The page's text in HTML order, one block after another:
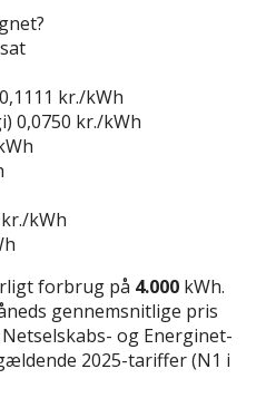
0,1111 kr./kWh
0,0750 kr./kWh
kWh
forbrug på 4.000 kWh.
gennemsnitlige pris
og Energinet-
2025-tariffer (N1 i